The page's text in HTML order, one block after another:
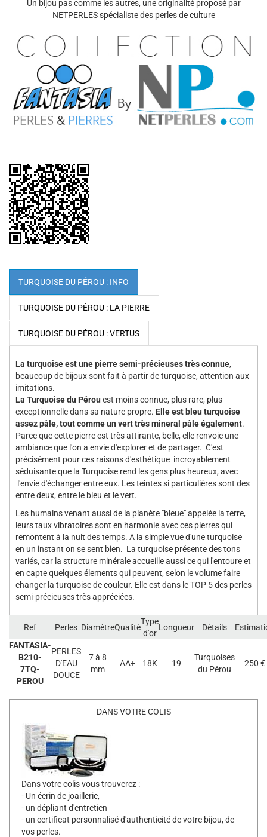
Un bijou pas comme les autres, une originalité proposé par
NETPERLES spécialiste des perles de culture
TURQUOISE DU PÉROU : INFO
TURQUOISE DU PÉROU : LA PIERRE
TURQUOISE DU PÉROU : VERTUS
La turquoise est une pierre semi-précieuses très connue,
beaucoup de bijoux sont fait à partir de turquoise, attention aux
imitations.
La Turquoise du Pérou est moins connue, plus rare, plus
exceptionnelle dans sa nature propre. Elle est bleu turquoise
assez pâle, tout comme un vert très mineral pâle également.
Parce que cette pierre est très attirante, belle, elle renvoie une
ambiance que l'on a envie d'explorer et de partager. C'est
précisément pour ces raisons d'esthétique incroyablement
séduisante que la Turquoise rend les gens plus heureux, avec
l'envie d'échanger entre eux. Les teintes si particulières sont des
entre deux, entre le bleu et le vert.
Les humains venant aussi de la planète "bleue" appelée la terre,
leurs taux vibratoires sont en harmonie avec ces pierres qui
remontent à la nuit des temps. A la simple vue d'une turquoise
en un instant on se sent bien. La turquoise présente des tons
variés, car la structure minérale accueille aussi ce qui l'entoure et
en capte quelques élements qui peuvent, selon le volume faire
changer la turquoise de couleur. Elle est dans le TOP 5 des perles
semi-précieuses très appréciées.
Ref Perles DiamètreQualité
Type
d'or
Longueur Détails
FANTASIA-
B210-
7TQ-
PEROU
PERLES
D'EAU
DOUCE
7 à 8
mm
AA+ 18K 19
Turquoises
du Pérou
250 €
DANS VOTRE COLIS
Dans votre colis vous trouverez :
- Un écrin de joaillerie,
- un dépliant d'entretien
- un certificat personnalisé d'authenticité de votre bijou, de
vos perles.